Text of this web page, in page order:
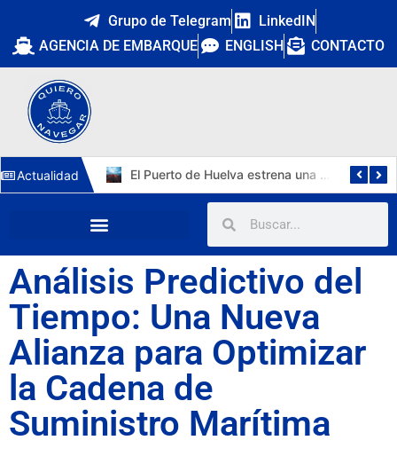
Grupo de Telegram
LinkedIN
AGENCIA DE EMBARQUE
ENGLISH CONTACTO
Actualidad
Cuatro nuevos capitanes marítimos: la DGMM refuerza la promoción interna y Málaga estrena primera capitana El Puerto de Huelva estrena una tercera vía de 1.211 metros y 15.112 m² para autopistas ferroviarias
Análisis Predictivo del
Tiempo: Una Nueva
Alianza para Optimizar
la Cadena de
Suministro Marítima